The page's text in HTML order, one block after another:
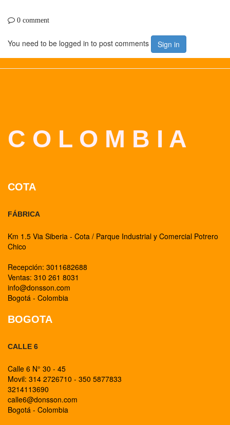
0 comment
You need to be logged in to post comments Sign in
C O L O M B I A
COTA
FÁBRICA
Km 1.5 Via Siberia - Cota / Parque Industrial y Comercial Potrero
Chico
Recepción: 3011682688
Ventas: 310 261 8031
info@donsson.com
Bogotá - Colombia
BOGOTA
CALLE 6
Calle 6 N° 30 - 45
Movil: 314 2726710 - 350 5877833
3214113690
calle6@donsson.com
Bogotá - Colombia